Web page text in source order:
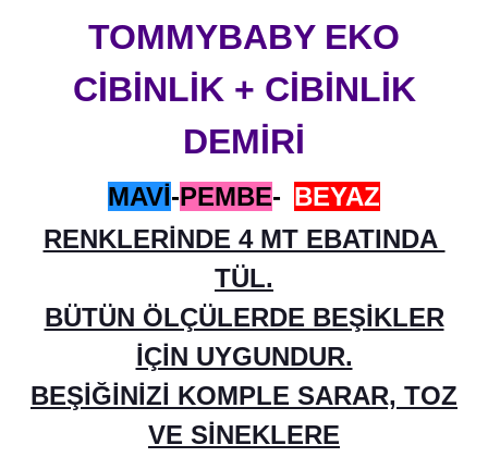
TOMMYBABY EKO
CİBİNLİK + CİBİNLİK
DEMİRİ
MAVİ-PEMBE- BEYAZ
RENKLERİNDE 4 MT EBATINDA
TÜL.
BÜTÜN ÖLÇÜLERDE BEŞİKLER
İÇİN UYGUNDUR.
BEŞİĞİNİZİ KOMPLE SARAR, TOZ
VE SİNEKLERE